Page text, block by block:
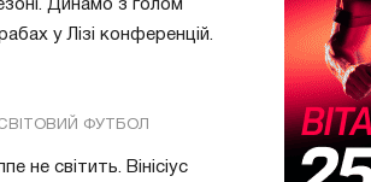
Динамо з голом
у Лізі конференцій.
СВІТОВИЙ ФУТБОЛ
не світить. Вінісіус